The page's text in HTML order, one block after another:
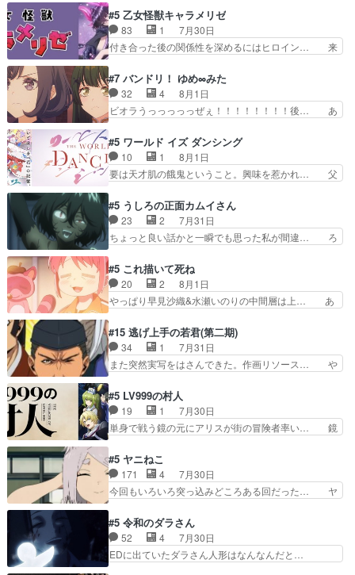
い筈のガブちゃん、アキオの… 色々とひっかけが
あって、最終的に嫌な終わ… ゴンゾウが従える大
量のツガイに何事かと思…
タイの妃になってもその心は晴れず、モ… ドレゲ
ネの過去、宝石だった彼女が人になり… ドレゲネ
の過去、、辛かった、、あのジャタ… 年上旦那が
良い人でも、女は宝石でただ笑っ… ダイルの儀式
過去には同情の言葉しか…シ… 奥様に悲しい過
去…萌え袖が可愛いね、と思… ドレゲネとシタ
ラ、2人だけの同盟が結成さ…
#5 乙女怪獣キャラメリゼ
83 1
7月30日
付き合った後の関係性を深めるにはヒロイン… 来
とメスってて何この可愛い生物。クラス… 付き合
い始めたら始めたでまた違った悩みが… と一歩ず
つ踏み出す黒絵ちゃん微笑ま新汰の… ツインテー
ルが可愛いお茶目な妹ちゃんです… しかも過去も
らっしゃるからかしらお顔が… 黒絵「怪獣に憧れ
るのはいいけど自分自身が… 素の自分はどちらな
のかはまだ不明だが見せ…
#7 バンドリ！ ゆめ∞みた
32 4
8月1日
ビオラうっっっっっぜぇ！！！！！！！！後… あ
ラが悪魔すぎて気分が悪くなってきたこ… 声優ま
とめました(７話まで)仲町あられ/… ビオラの策略
がバッチリ嵌って最高wwwこ… 自信あれば評価
なんて気にしないし、充実し… ・バーチャルだけ
け？と思ったら歌唱シーン… の、らいぶシーン
＿!!­­--­­--­… それだけでええやん！！しかし、ビオラ
が仕…
#5 ワールド イズ ダンシング
10 1
8月1日
要は天才肌の餓鬼ということ。興味を惹かれ… 父
の鬼夜叉と田楽の増次郎。小さないざこ… 着眼点
は良くとも、先鋭的すぎるのか。芸能… 鬼夜叉は
石也と共に観世座をあとにし、三条… 観世座を離
れ、三条坊門御所で日々を送る鬼… 「お前(鬼夜
子舞勝負。鬼夜叉は猫の動き… 登場人物の我が強
い。新しい獅子舞に拘って… 第５話を
primevideoで視聴しまし…
#5 うしろの正面カムイさん
23 2
7月31日
ちょっと良い話かと一瞬でも思った私が間違… ろ
も1日お疲れ様でした～───昨晩～今… 幼女に拾
われたお市ちゃんの恩返し。化け猫… 役にて出演
させていただきました。ジョアン… トイ・ストー
リーみたいな始まり。流石に除… 猫相手になんで
し良い話化け猫は油が好物… 今回はあかやし1体
のみで15分。金持ちの… 今更だけど霊が性行為
で祓えることは何とな…
#5 これ描いて死ね
20 2
8月1日
やっぱり早見沙織&水瀬いのりの中間層は上… あ
人物が増えてわいわいしたところが好き… 初コミ
ティアで２０冊刷りは妥当だよね。俺… 藤森さん
のママ向けの漫画で、また涙腺が⋯… 〜漫画に
「想い」をこめよう｣娘に漫画であ… 何回この作
てコミティアっていいなあ。同… コミティア参加
のしおりを徹夜で作る先生(… お母さん、娘にあ
んな漫画描かれたら泣いち…
#15 逃げ上手の若君(第二期)
34 1
7月31日
また突然実写をはさんできた。作画リソース… や
歳まで童貞だと魔法使いになれるという… こっち
の諏訪の三大将もまたクセが強いw色… 頼重が完
全にブレーンだよね毎回敵キャラが… 弧次郎「欲
を我慢して強くなれるなら大飯食… 変化球な演出
ていただきました！最終的に… この高らかなDT
宣言、合田一人に通じるも… この作品は近年稀に
見るおっさんキャラの充…
#5 LV999の村人
19 1
7月30日
単身で戦う鏡の元にアリスが街の冒険者率い… 鏡
なががんばってくれたアリスの父ちゃん… 成長限
界が999である村人と定めた上位存… 大規模バト
ルシーンなのに会話してばっかり… やっぱり勇者
より強かったか笑統率力LV9… 普通の人間の親子
組みか‥Lv200帯の… そのために役割を超越する
者の出現させるた… アリスのお陰で他の勇者達も
共闘してくれ魔…
#5 ヤニねこ
171 4
7月30日
今回もいろいろ突っ込みどころある回だった… ヤ
ちゃんの恋愛話をしたり、タバコを生産… ここう
っすら思ったことズバリ言ってくれて… おかし
い、さわやかだ 世話好きの陰に支配… ヤクねこ
のクワガタ取りの話見て切なくなっ… 普段は選別
#5 令和のダラさん
52 4
7月30日
EDに出ていたダラさん人形はなんなんだと…